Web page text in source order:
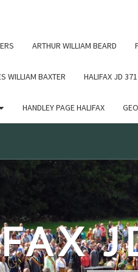
ARTHUR WILLIAM BEARD
WILLIAM BAXTER HALIFAX JD
HANDLEY PAGE HALIFAX